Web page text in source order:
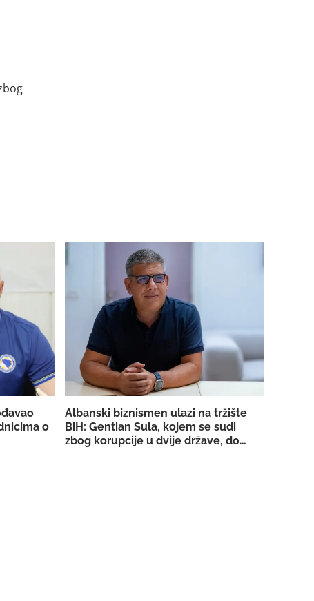
o
Albanski biznismen ulazi na tržište
BiH: Gentian Sula, kojem se sudi
zbog korupcije u dvije države, dobio